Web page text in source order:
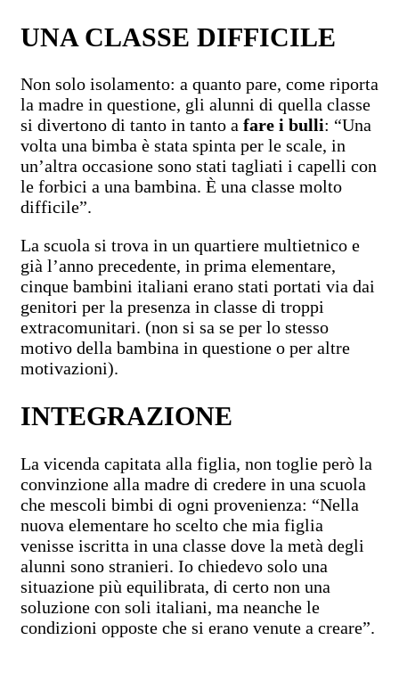
UNA CLASSE DIFFICILE
Non solo isolamento: a quanto pare, come riporta
la madre in questione, gli alunni di quella classe
si divertono di tanto in tanto a fare i bulli: “Una
volta una bimba è stata spinta per le scale, in
un’altra occasione sono stati tagliati i capelli con
le forbici a una bambina. È una classe molto
difficile”.
La scuola si trova in un quartiere multietnico e
già l’anno precedente, in prima elementare,
cinque bambini italiani erano stati portati via dai
genitori per la presenza in classe di troppi
extracomunitari. (non si sa se per lo stesso
motivo della bambina in questione o per altre
motivazioni).
INTEGRAZIONE
La vicenda capitata alla figlia, non toglie però la
convinzione alla madre di credere in una scuola
che mescoli bimbi di ogni provenienza: “Nella
nuova elementare ho scelto che mia figlia
venisse iscritta in una classe dove la metà degli
alunni sono stranieri. Io chiedevo solo una
situazione più equilibrata, di certo non una
soluzione con soli italiani, ma neanche le
condizioni opposte che si erano venute a creare”.